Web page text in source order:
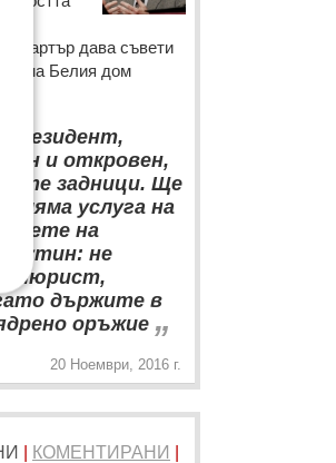
Картър дава съвети
на Белия дом
Президент,
и откровен,
задници. Ще
услуга на
на
Путин: не
държите в
оръжие „
20 Ноември, 2016 г.
КОМЕНТИРАНИ